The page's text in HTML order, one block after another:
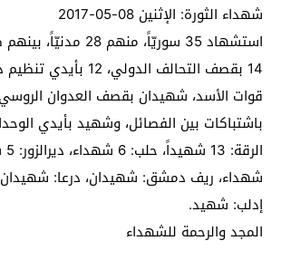
شهداء الثورة: الإثنين 08-05-2017
استشهاد 35 سوريّاً، منهم 28 مدنيّاً، بينهم طفل وسيّدة.
قوات الأسد، شهيدان بقصف العدوان
باشتباكات بين الفصائل، وشهيد بأيدي
شهداء، ريف دمشق: شهيدان، درعا:
إدلب: شهيد.
المجد والرحمة للشهداء